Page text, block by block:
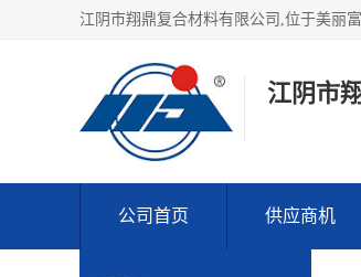
江阴市
公司首页 供应商机